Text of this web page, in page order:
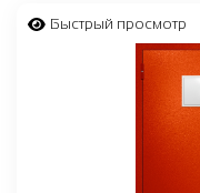
Быстрый просмотр